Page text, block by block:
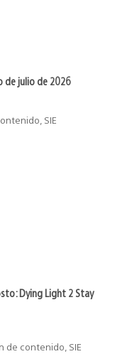
de julio de 2026
SIE
Dying Light 2 Stay
de contenido, SIE